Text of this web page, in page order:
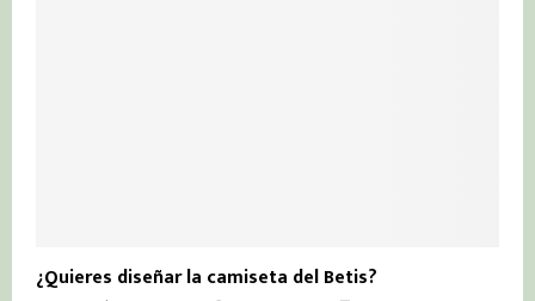
¿Quieres diseñar la camiseta del Betis?